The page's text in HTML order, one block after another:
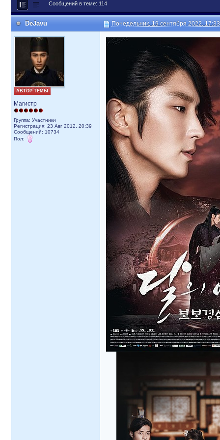
Сообщений в теме: 114
DeJavu Понедельник, 19 сентября 2022,
АВТОР ТЕМЫ
Магистр
Группа: Участники
Регистрация: 23 Авг 2012, 20:39
Сообщений: 10734
Пол: